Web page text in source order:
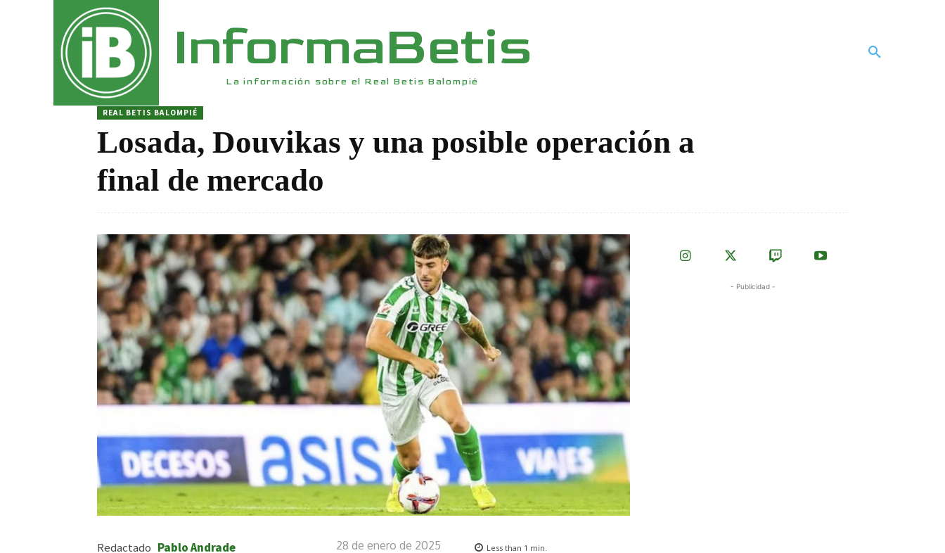
InformaBetis
La información sobre el Real Betis Balompié
REAL BETIS BALOMPIÉ
Losada, Douvikas y una posible operación a
final de mercado
Redactado Pablo Andrade
28 de enero de 2025 Less than 1 min.
- Publicidad -